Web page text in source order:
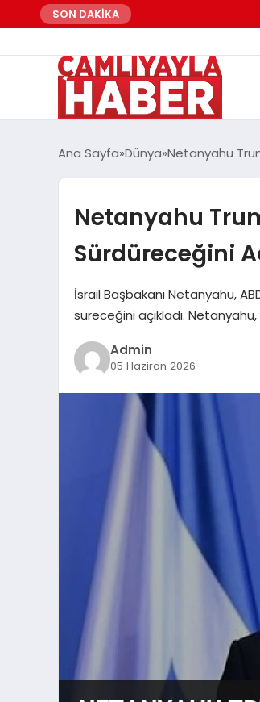
SON DAKİKA
Ana Sayfa Dünya Netanyahu
Netanyahu
Sürdüreceğini
İsrail Başbakanı Netanyahu,
süreceğini açıkladı.
Admin
05 Haziran 2026